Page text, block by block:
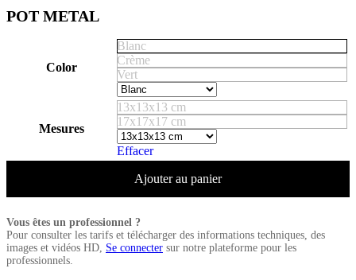
POT METAL
Color
Blanc
Crème
Vert
Mesures
13x13x13 cm
17x17x17 cm
Effacer
Ajouter au panier
Vous êtes un professionnel ?
Pour consulter les tarifs et télécharger des informations techniques, des
images et vidéos HD, Se connecter sur notre plateforme pour les
professionnels.